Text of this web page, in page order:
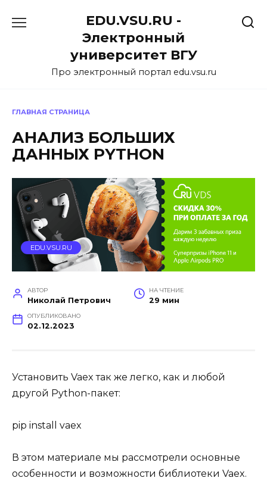
EDU.VSU.RU -
Электронный
университет ВГУ
Про электронный портал edu.vsu.ru
ГЛАВНАЯ СТРАНИЦА
АНАЛИЗ БОЛЬШИХ
ДАННЫХ PYTHON
EDU.VSU.RU
АВТОР
Николай Петрович
НА ЧТЕНИЕ
29 мин
ОПУБЛИКОВАНО
02.12.2023
Установить Vaex так же легко, как и любой
другой Python-пакет:
pip install vaex
В этом материале мы рассмотрели основные
особенности и возможности библиотеки Vaex.